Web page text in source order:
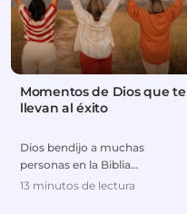
Momentos de Dios que te
llevan al éxito
Dios bendijo a muchas
personas en la Biblia
colocándolas en el lugar
13 minutos de lectura